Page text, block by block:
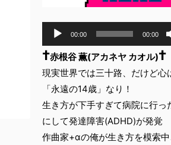
プ
レ
ー
ヤ
ー
00:00 00:00
†赤根谷 薫(アカネヤ カオル)†
現実世界では三十路、だけど心
「永遠の14歳」なり！
生き方が下手すぎて病院に行っ
にして発達障害(ADHD)が発覚
作曲家+αの俺が生き方を模索